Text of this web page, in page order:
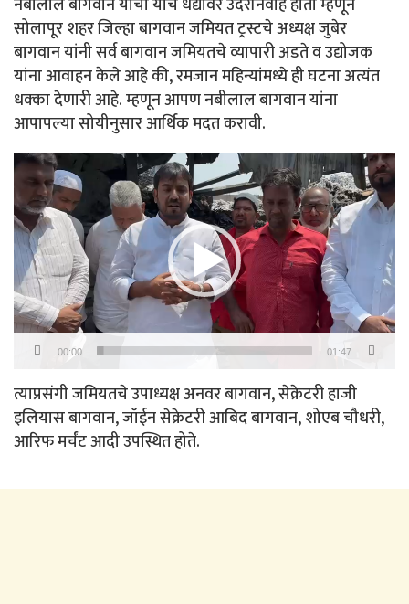
नबीलाल बागवान यांचा याच धंद्यावर उदरनिर्वाह होता म्हणून
सोलापूर शहर जिल्हा बागवान जमियत ट्रस्टचे अध्यक्ष जुबेर
बागवान यांनी सर्व बागवान जमियतचे व्यापारी अडते व उद्योजक
यांना आवाहन केले आहे की, रमजान महिन्यांमध्ये ही घटना अत्यंत
धक्का देणारी आहे. म्हणून आपण नबीलाल बागवान यांना
आपापल्या सोयीनुसार आर्थिक मदत करावी.
Video
Player
00:00 01:47
त्याप्रसंगी जमियतचे उपाध्यक्ष अनवर बागवान, सेक्रेटरी हाजी
इलियास बागवान, जॉईन सेक्रेटरी आबिद बागवान, शोएब चौधरी,
आरिफ मर्चंट आदी उपस्थित होते.